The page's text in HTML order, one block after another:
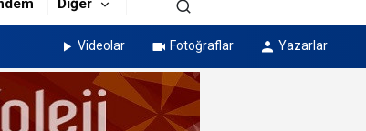
Videolar Fotoğraflar Yazarlar